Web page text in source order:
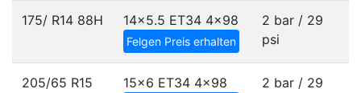
175/ R14 88H 14x5.5 ET34 4x98
Felgen Preis erhalten
2 bar / 29
psi
205/65 R15
15x6 ET34 4x98
2 bar / 29